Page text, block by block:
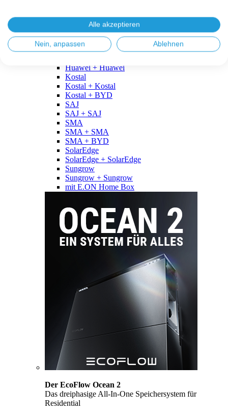
Fronius + BYD
GoodWe
GoodWe + GoodWe
GoodWe + BYD
Huawei + Huawei
Kostal
Kostal + Kostal
Kostal + BYD
SAJ
SAJ + SAJ
SMA
SMA + SMA
SMA + BYD
SolarEdge
SolarEdge + SolarEdge
Sungrow
Sungrow + Sungrow
mit E.ON Home Box
Der EcoFlow Ocean 2
Das dreiphasige All-In-One Speichersystem für
Residential
Alle akzeptieren
Nein, anpassen Ablehnen